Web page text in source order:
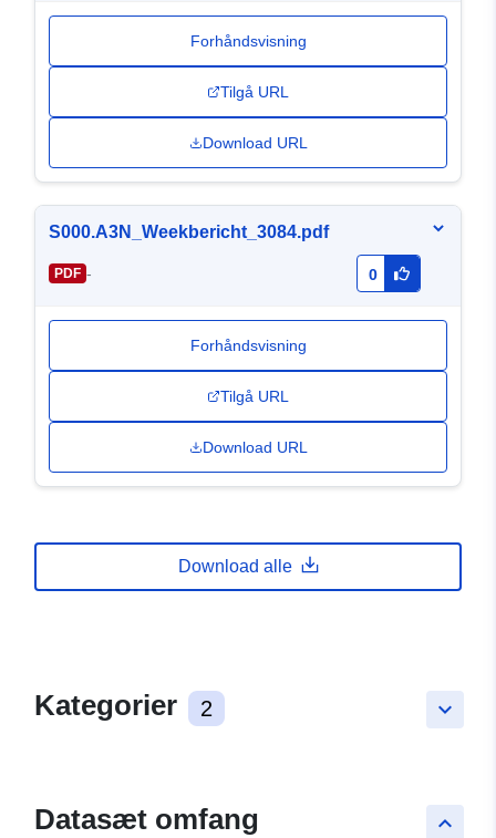
Forhåndsvisning
Tilgå URL
Download URL
S000.A3N_Weekbericht_3084.pdf
PDF - 0
Forhåndsvisning
Tilgå URL
Download URL
Download alle
keyboard_arrow_down
Kategorier 2
keyboard_arrow_up
Datasæt omfang